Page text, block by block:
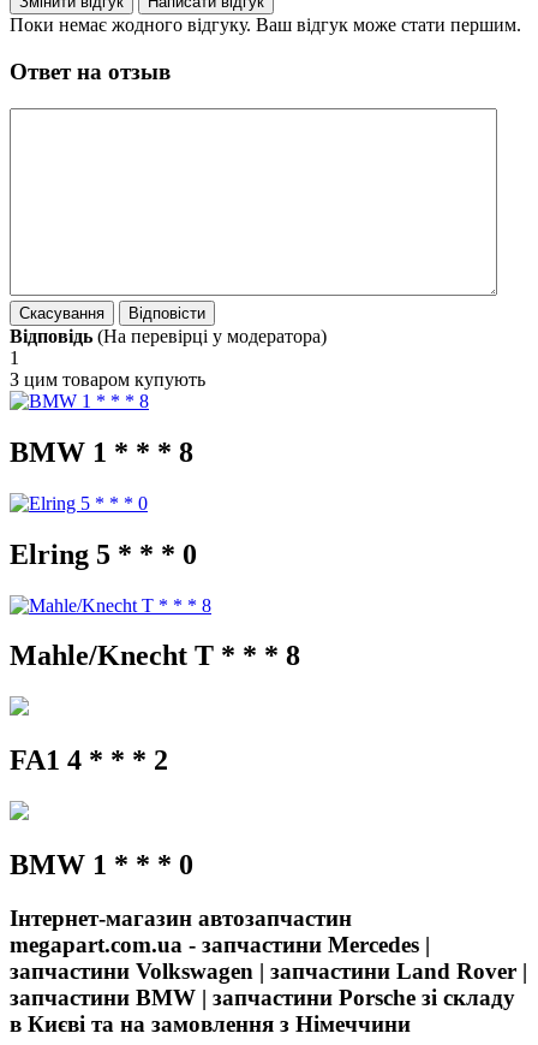
Поки немає жодного відгуку. Ваш відгук може стати першим.
Ответ на отзыв
Відповідь (На перевірці у модератора)
1
З цим товаром купують
BMW 1 * * * 8
Elring 5 * * * 0
Mahle/Knecht T * * * 8
FA1 4 * * * 2
BMW 1 * * * 0
Інтернет-магазин автозапчастин
megapart.com.ua - запчастини Mercedes |
запчастини Volkswagen | запчастини Land Rover |
запчастини BMW | запчастини Porsche зі складу
в Києві та на замовлення з Німеччини